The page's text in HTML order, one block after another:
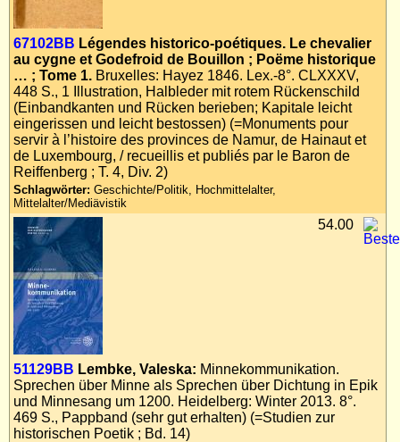
67102BB Légendes historico-poétiques. Le chevalier
au cygne et Godefroid de Bouillon ; Poëme historique
… ; Tome 1. Bruxelles: Hayez 1846. Lex.-8°. CLXXXV,
448 S., 1 Illustration, Halbleder mit rotem Rückenschild
(Einbandkanten und Rücken berieben; Kapitale leicht
eingerissen und leicht bestossen) (=Monuments pour
servir à l’histoire des provinces de Namur, de Hainaut et
de Luxembourg, / recueillis et publiés par le Baron de
Reiffenberg ; T. 4, Div. 2)
Schlagwörter: Geschichte/Politik, Hochmittelalter,
Mittelalter/Mediävistik
51129BB Lembke, Valeska: Minnekommunikation.
Sprechen über Minne als Sprechen über Dichtung in Epik
und Minnesang um 1200. Heidelberg: Winter 2013. 8°.
469 S., Pappband (sehr gut erhalten) (=Studien zur
historischen Poetik ; Bd. 14)
54.00